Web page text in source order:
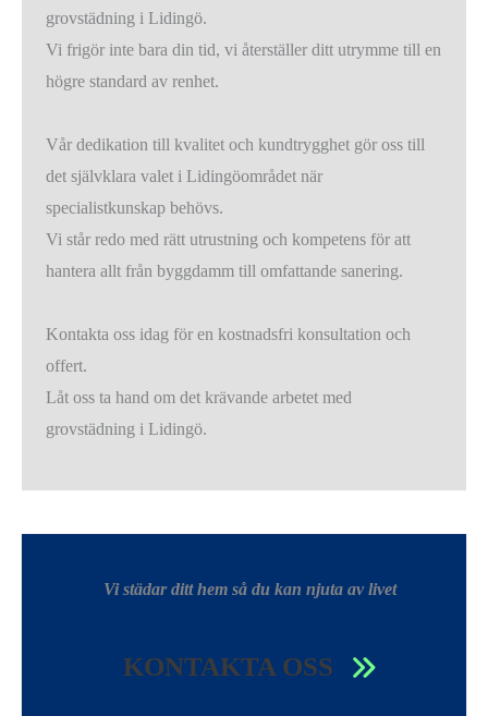
grovstädning i Lidingö.
Vi frigör inte bara din tid, vi återställer ditt utrymme till en
högre standard av renhet.
Vår dedikation till kvalitet och kundtrygghet gör oss till
det självklara valet i Lidingöområdet när
specialistkunskap behövs.
Vi står redo med rätt utrustning och kompetens för att
hantera allt från byggdamm till omfattande sanering.
Kontakta oss idag för en kostnadsfri konsultation och
offert.
Låt oss ta hand om det krävande arbetet med
grovstädning i Lidingö.
Vi städar ditt hem så du kan njuta av livet
KONTAKTA OSS